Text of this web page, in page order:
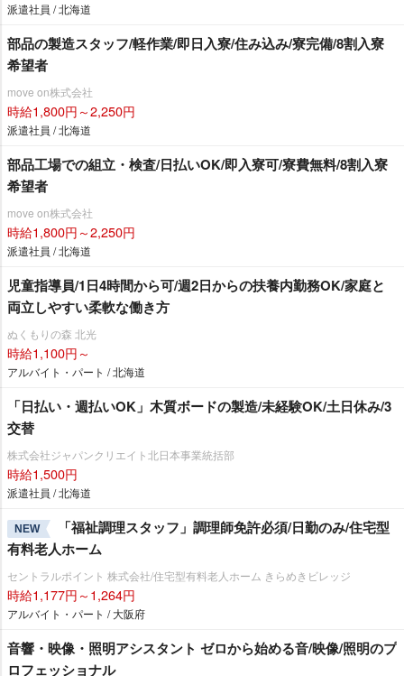
派遣社員 / 北海道
部品の製造スタッフ/軽作業/即日入寮/住み込み/寮完備/8割入寮
希望者
move on株式会社
時給1,800円～2,250円
派遣社員 / 北海道
部品工場での組立・検査/日払いOK/即入寮可/寮費無料/8割入寮
希望者
move on株式会社
時給1,800円～2,250円
派遣社員 / 北海道
児童指導員/1日4時間から可/週2日からの扶養内勤務OK/家庭と
両立しやすい柔軟な働き方
ぬくもりの森 北光
時給1,100円～
アルバイト・パート / 北海道
「日払い・週払いOK」木質ボードの製造/未経験OK/土日休み/3
交替
株式会社ジャパンクリエイト北日本事業統括部
時給1,500円
派遣社員 / 北海道
NEW
「福祉調理スタッフ」調理師免許必須/日勤のみ/住宅型
有料老人ホーム
セントラルポイント 株式会社/住宅型有料老人ホーム きらめきビレッジ
時給1,177円～1,264円
アルバイト・パート / 大阪府
音響・映像・照明アシスタント ゼロから始める音/映像/照明のプ
ロフェッショナル